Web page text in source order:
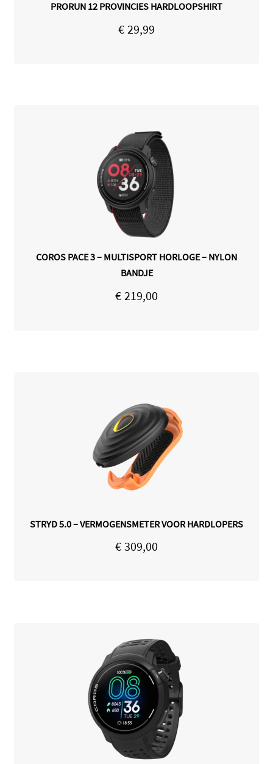
PRORUN 12 PROVINCIES HARDLOOPSHIRT
€ 29,99
COROS PACE 3 – MULTISPORT HORLOGE – NYLON
BANDJE
€ 219,00
STRYD 5.0 – VERMOGENSMETER VOOR HARDLOPERS
€ 309,00